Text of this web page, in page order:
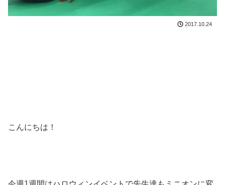
2017.10.24
こんにちは！